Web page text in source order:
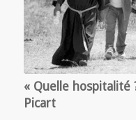
« Quelle hospitalité
Picart